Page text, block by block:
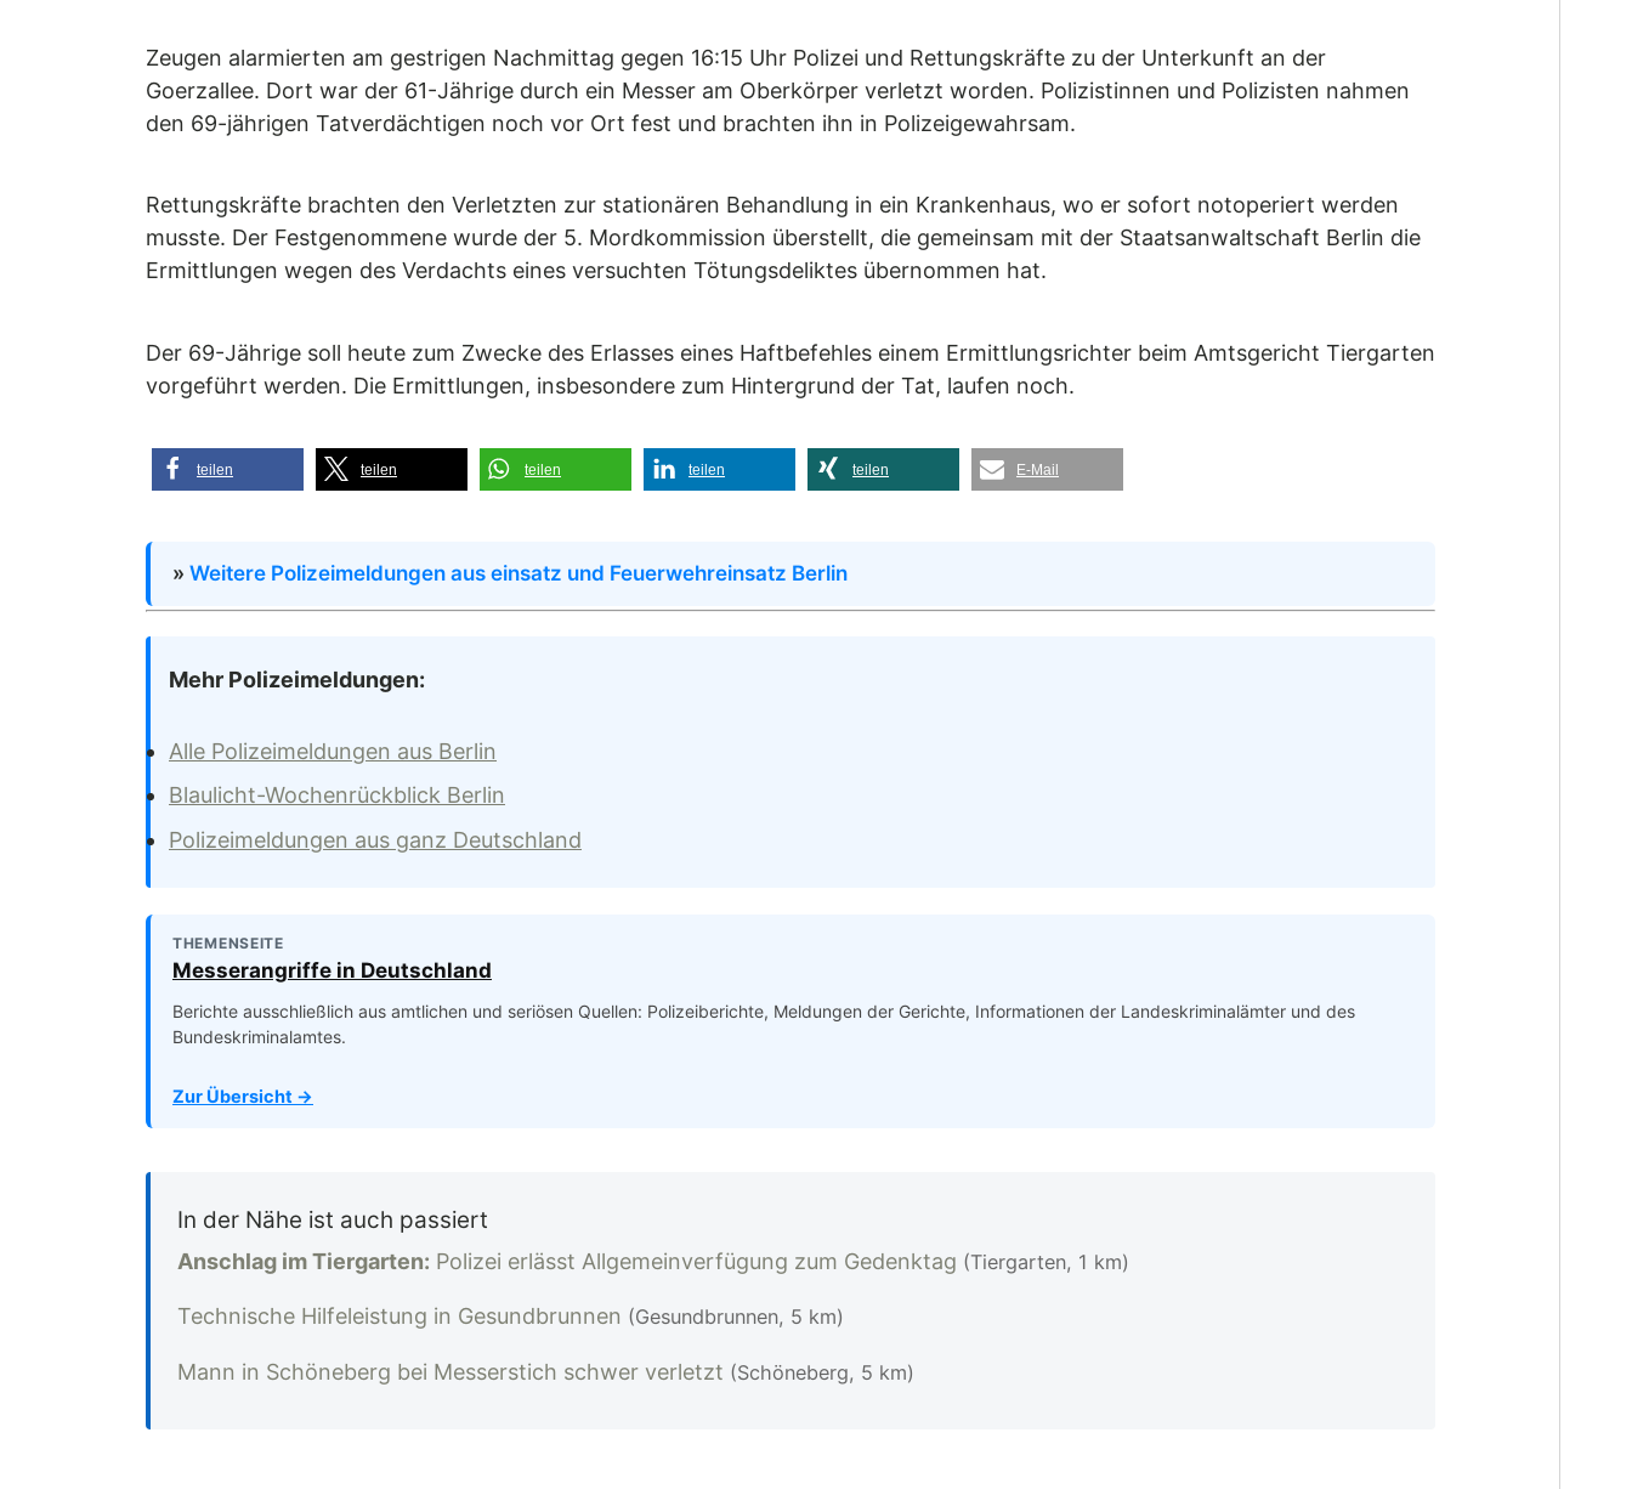
Zeugen alarmierten am gestrigen Nachmittag gegen 16:15 Uhr Polizei und Rettungskräfte zu der Unterkunft an der
Goerzallee. Dort war der 61-Jährige durch ein Messer am Oberkörper verletzt worden. Polizistinnen und Polizisten nahmen
den 69-jährigen Tatverdächtigen noch vor Ort fest und brachten ihn in Polizeigewahrsam.
Rettungskräfte brachten den Verletzten zur stationären Behandlung in ein Krankenhaus, wo er sofort notoperiert werden
musste. Der Festgenommene wurde der 5. Mordkommission überstellt, die gemeinsam mit der Staatsanwaltschaft Berlin die
Ermittlungen wegen des Verdachts eines versuchten Tötungsdeliktes übernommen hat.
Der 69-Jährige soll heute zum Zwecke des Erlasses eines Haftbefehles einem Ermittlungsrichter beim Amtsgericht Tiergarten
vorgeführt werden. Die Ermittlungen, insbesondere zum Hintergrund der Tat, laufen noch.
teilen teilen teilen teilen teilen E-Mail
» Weitere Polizeimeldungen aus einsatz und Feuerwehreinsatz Berlin
Mehr Polizeimeldungen:
Alle Polizeimeldungen aus Berlin
Blaulicht-Wochenrückblick Berlin
Polizeimeldungen aus ganz Deutschland
THEMENSEITE
Messerangriffe in Deutschland
Berichte ausschließlich aus amtlichen und seriösen Quellen: Polizeiberichte, Meldungen der Gerichte, Informationen der Landeskriminalämter und des
Bundeskriminalamtes.
Zur Übersicht →
In der Nähe ist auch passiert
Anschlag im Tiergarten: Polizei erlässt Allgemeinverfügung zum Gedenktag (Tiergarten, 1 km)
Technische Hilfeleistung in Gesundbrunnen (Gesundbrunnen, 5 km)
Mann in Schöneberg bei Messerstich schwer verletzt (Schöneberg, 5 km)